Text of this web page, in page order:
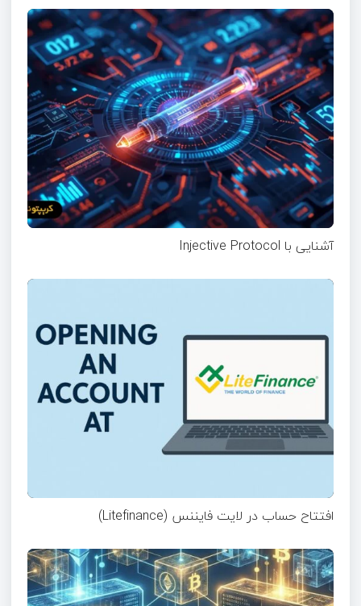
آشنایی با Injective Protocol
افتتاح حساب در لایت فایننس (Litefinance)